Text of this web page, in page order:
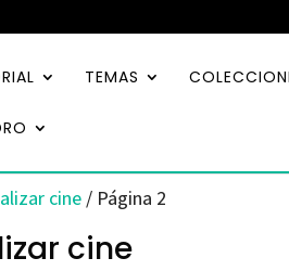
TEMAS
cine / Página 2
cine